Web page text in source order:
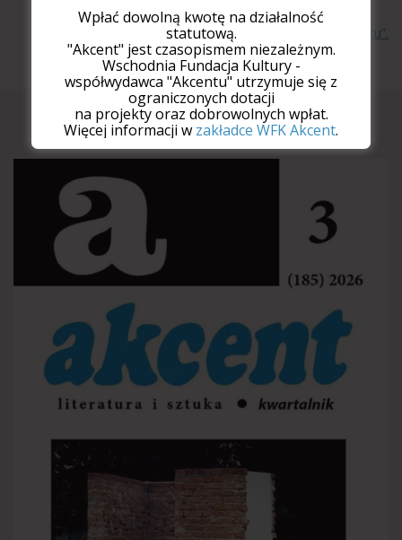
Więcej wierszy w papierowym wydaniu „Akcentu”.
Najnowszy numer
Wpłać dowolną kwotę na działalność
statutową.
"Akcent" jest czasopismem niezależnym.
Wschodnia Fundacja Kultury -
współwydawca "Akcentu" utrzymuje się z
ograniczonych dotacji
na projekty oraz dobrowolnych wpłat.
Więcej informacji w zakładce WFK Akcent.